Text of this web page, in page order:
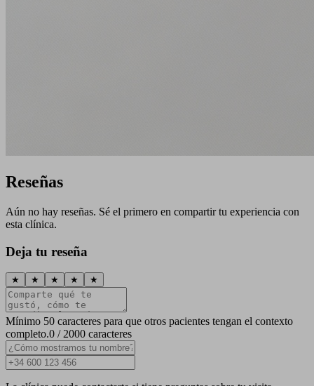
Reseñas
Aún no hay reseñas. Sé el primero en compartir tu experiencia con
esta clínica.
Deja tu reseña
★ ★ ★ ★ ★
Mínimo 50 caracteres para que otros pacientes tengan el contexto
completo.0 / 2000 caracteres